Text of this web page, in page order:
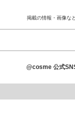
掲載の情報・画像な
@cosme 公式